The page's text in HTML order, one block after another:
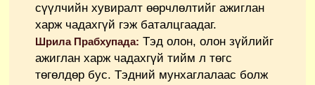
сүүлчийн хувиралт өөрчлөлтийг ажиглан
харж чадахгүй гэж баталцгаадаг.
Шрила Прабхупада: Тэд олон, олон зүйлийг
ажиглан харж чадахгүй тийм л төгс
төгөлдөр бус. Тэдний мунхаглалаас болж